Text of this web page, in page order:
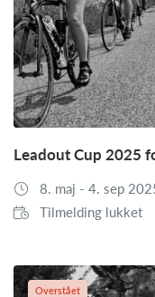
Leadout Cup 2025
8. maj - 4. sep
Tilmelding lukket
Overstået